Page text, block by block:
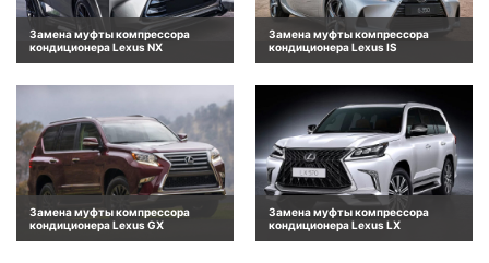
Замена муфты компрессора
кондиционера Lexus NX
Замена муфты компрессора
кондиционера Lexus IS
Замена муфты компрессора
кондиционера Lexus GX
Замена муфты компрессора
кондиционера Lexus LX